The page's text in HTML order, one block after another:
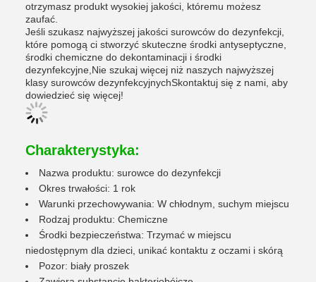
otrzymasz produkt wysokiej jakości, któremu możesz
zaufać.
Jeśli szukasz najwyższej jakości surowców do dezynfekcji,
które pomogą ci stworzyć skuteczne środki antyseptyczne,
środki chemiczne do dekontaminacji i środki
dezynfekcyjne,Nie szukaj więcej niż naszych najwyższej
klasy surowców dezynfekcyjnychSkontaktuj się z nami, aby
dowiedzieć się więcej!
Charakterystyka:
Nazwa produktu: surowce do dezynfekcji
Okres trwałości: 1 rok
Warunki przechowywania: W chłodnym, suchym miejscu
Rodzaj produktu: Chemiczne
Środki bezpieczeństwa: Trzymać w miejscu
niedostępnym dla dzieci, unikać kontaktu z oczami i skórą
Pozor: biały proszek